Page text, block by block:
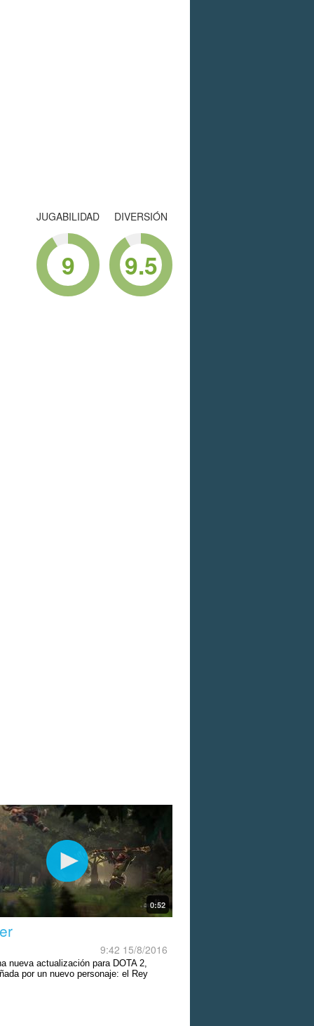
DIVERSIÓN
9.5
JUGABILIDAD
9
0:52
9:42 15/8/2016
nueva actualización para DOTA 2,
por un nuevo personaje: el Rey